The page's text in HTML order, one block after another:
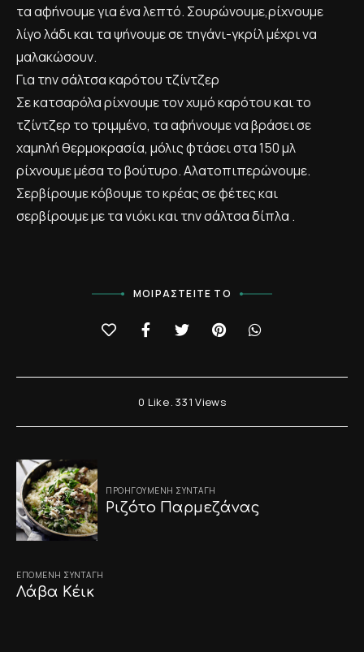
τα αφήνουμε για ένα λεπτό. Σουρώνουμε,ρίχνουμε
λίγο λάδι και τα ψήνουμε σε τηγάνι-γκρίλ μέχρι να
μαλακώσουν.
Για την σάλτσα καρότου τζίντζερ
Σε κατσαρόλα ρίχνουμε τον χυμό καρότου και το
τζίντζερ το τριμμένο, τα αφήνουμε να βράσει σε
χαμηλή θερμοκρασία, μόλις φτάσει στα 150 μλ
ρίχνουμε μέσα το βούτυρο. Αλατοπιπερώνουμε.
Σερβίρουμε κόβουμε το κρέας σε φέτες και
σερβίρουμε με τα νιόκι και την σάλτσα δίπλα .
ΜΟΙΡΑΣΤΕΊΤΕ ΤΟ
0 Like 331 Views
Post
navigationΠΡΟΗΓΟΎΜΕΝΗ ΣΥΝΤΑΓΉ
Ριζότο Παρμεζάνας
ΕΠΌΜΕΝΗ ΣΥΝΤΑΓΉ
Λάβα Κέικ